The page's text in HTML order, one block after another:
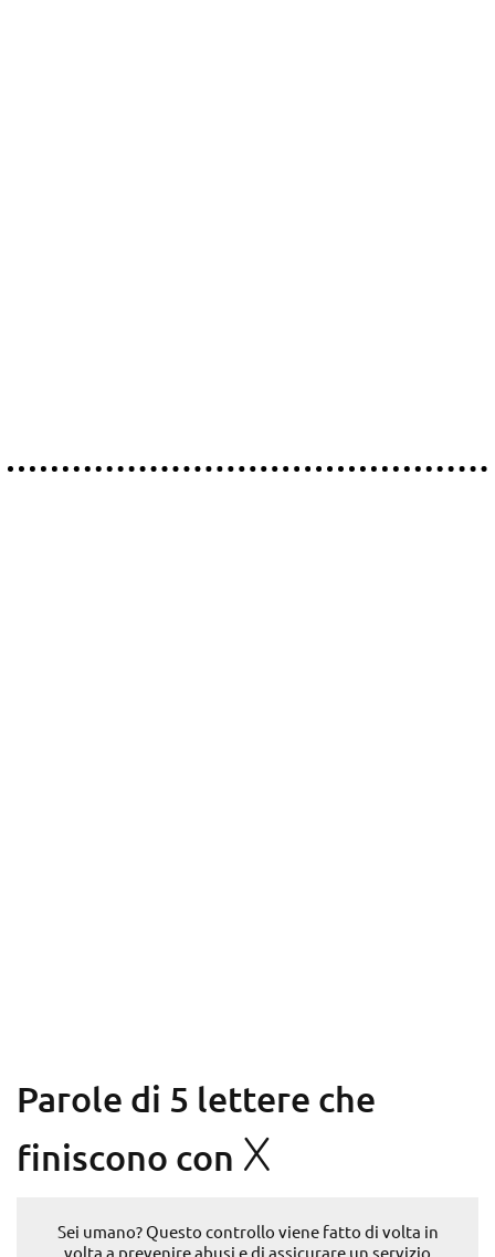
Parole di 5 lettere che
finiscono con X
Sei umano? Questo controllo viene fatto di volta in
volta a prevenire abusi e di assicurare un servizio